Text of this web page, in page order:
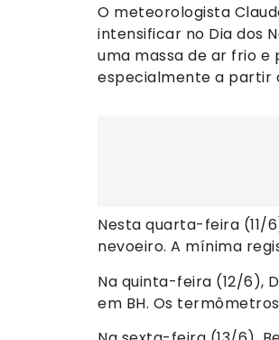
O meteorologista
intensificar no Dia dos
uma massa de ar frio
especialmente a partir
Nesta quarta-feira (11/
nevoeiro. A mínima
Na quinta-feira (12/6),
em BH. Os